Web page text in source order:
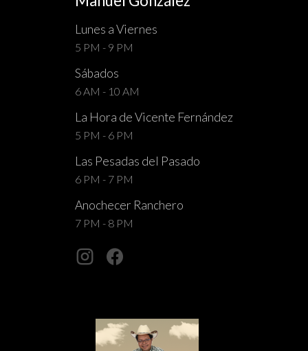
Lunes a Viernes
5 PM - 9 PM
Sábados
6 AM - 10 AM
La Hora de Vicente Fernández
5 PM - 6 PM
Las Pesadas del Pasado
6 PM - 7 PM
Anochecer Ranchero
7 PM - 8 PM